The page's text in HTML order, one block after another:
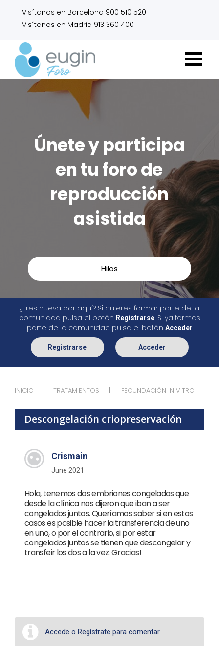
Visítanos en Barcelona 900 510 520
Visítanos en Madrid 913 360 400
Únete y participa
en tu foro de
reproducción
asistida
Hilos
¿Eres nueva por aquí? Si quieres formar parte de la
comunidad pulsa el botón Registrarse. Si ya formas
parte de la comunidad pulsa el botón Acceder
Registrarse Acceder
INICIO TRATAMIENTOS FECUNDACIÓN IN VITRO
Descongelación criopreservación
Crismain
June 2021
Hola, tenemos dos embriones congelados que
desde la clínica nos dijeron que iban a ser
congelados juntos. Queríamos saber si en estos
casos es posible hacer la transferencia de uno
en uno, o por el contrario, si por estar
congelados juntos se tienen que descongelar y
transfeir los dos a la vez. Gracias!
Accede o Regístrate para comentar.